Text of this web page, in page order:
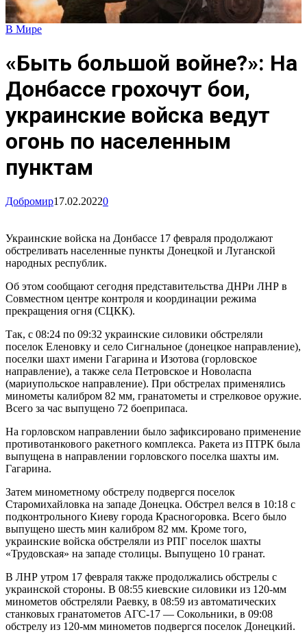
В Мире
«Быть большой войне?»: На
Донбассе грохочут бои,
украинские войска ведут
огонь по населенным
пунктам
Добромир17.02.20220
Украинские войска на Донбассе 17 февраля продолжают
обстреливать населенные пункты Донецкой и Луганской
народных республик.
Об этом сообщают сегодня представительства ДНРи ЛНР в
Совместном центре контроля и координации режима
прекращения огня (СЦКК).
Так, с 08:24 по 09:32 украинские силовики обстреляли
поселок Еленовку и село Сигнальное (донецкое направление),
поселки шахт имени Гагарина и Изотова (горловское
направление), а также села Петровское и Новоласпа
(мариупольское направление). При обстрелах применялись
минометы калибром 82 мм, гранатометы и стрелковое оружие.
Всего за час выпущено 72 боеприпаса.
На горловском направлении было зафиксировано применение
противотанкового ракетного комплекса. Ракета из ПТРК была
выпущена в направлении горловского поселка шахты им.
Гагарина.
Затем минометному обстрелу подвергся поселок
Старомихайловка на западе Донецка. Обстрел велся в 10:18 с
подконтрольного Киеву города Красногоровка. Всего было
выпущено шесть мин калибром 82 мм. Кроме того,
украинские войска обстреляли из РПГ поселок шахты
«Трудовская» на западе столицы. Выпущено 10 гранат.
В ЛНР утром 17 февраля также продолжались обстрелы с
украинской стороны. В 08:55 киевские силовики из 120-мм
минометов обстреляли Раевку, в 08:59 из автоматических
станковых гранатометов АГС-17 — Сокольники, в 09:08
обстрелу из 120-мм минометов подвергся поселок Донецкий.